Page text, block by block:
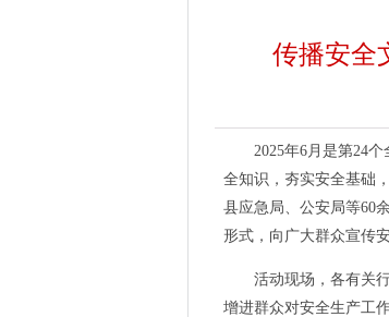
传播安全
2025年6月是第24个
全知识，夯实安全基础
县应急局、公安局等60
形式，向广大群众宣传
活动现场，各有关行
增进群众对安全生产工